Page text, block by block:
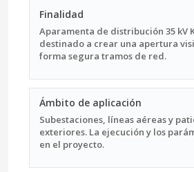
Finalidad
Aparamenta de distribución 35 kV
destinado a crear una apertura
forma segura tramos de red.
Ámbito de aplicación
Subestaciones, líneas aéreas y
exteriores. La ejecución y los
en el proyecto.